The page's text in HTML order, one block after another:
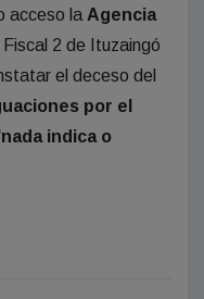
acceso la Agencia
2 de Ituzaingó
el deceso del
por el
indica o